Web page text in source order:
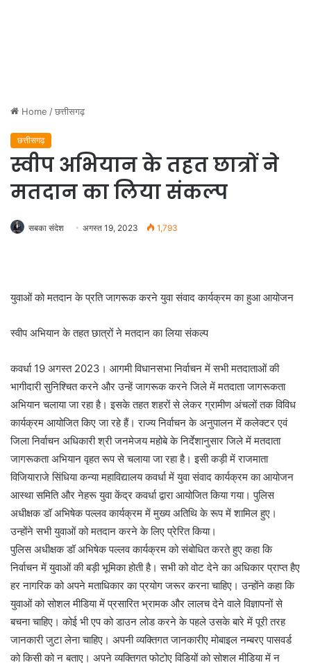
Home /छत्तीसगढ़
छत्तीसगढ़
स्वीप अभियान के तहत छात्रों ने
मतदान का लिया संकल्प
सबका संदेश अगस्त 19, 2023 1,793
युवाओं को मतदान के प्रति जागरूक करने युवा संवाद कार्यक्रम का हुआ आयोजन
स्वीप अभियान के तहत छात्रों ने मतदान का लिया संकल्प
कवर्धा 19 अगस्त 2023। आगमी विधानसभा निर्वाचन में सभी मतदाताओं की
भागीदारी सुनिश्चित करने और उन्हें जागरूक करने जिले में मतदाता जागरूकता
अभियान चलाया जा रहा है। इसके तहत शहरों से लेकर ग्रामीण अंचलों तक विविध
कार्यक्रम आयोजित किए जा रहे हैं। राज्य निर्वाचन के अनुपालन में कलेक्टर एवं
जिला निर्वाचन अधिकारी श्री जनमेजय महोबे के निर्देशानुसार जिले में मतदाता
जागरूकता अभियान वृहत रूप से चलाया जा रहा है। इसी कड़ी में राजमाता
विजियाराजे सिंधिया कन्या महाविद्यालय कवर्धा में युवा संवाद कार्यक्रम का आयोजन
आस्था समिति और नेहरू युवा केंद्र कवर्धा द्वारा आयोजित किया गया। पुलिस
अधीक्षक डॉ अभिषेक पल्लव कार्यक्रम में मुख्य अतिथि के रूप में शामिल हुए।
उन्होंने सभी युवाओं को मतदान करने के लिए प्रेरित किया।
पुलिस अधीक्षक डॉ अभिषेक पल्लव कार्यक्रम को संबोधित करते हुए कहा कि
निर्वाचन में युवाओं की बड़ी भूमिका होती है। सभी को वोट देने का अधिकार प्राप्त हैए
हर नागरिक को अपने मताधिकार का प्रयोग जरूर करना चाहिए। उन्होंने कहा कि
युवाओं को सोशल मीडिया में प्रसारित भ्रामक और लालच देने वाले विज्ञापनों से
बचना चाहिए। कोई भी एप को डाउन लोड करने के पहले उसके बारे में पूरी तरह
जानकारी जुटा लेना चाहिए। अपनी व्यक्तिगत जानकारीए मोबाइल नम्बरए पासवर्ड
को किसी को न बताए। अपने व्यक्तिगत फोटोए विडियों को सोशल मीडिया में न